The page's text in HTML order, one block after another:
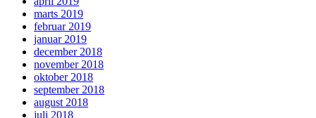
marts 2019
februar 2019
januar 2019
december 2018
november 2018
oktober 2018
september 2018
august 2018
juli 2018